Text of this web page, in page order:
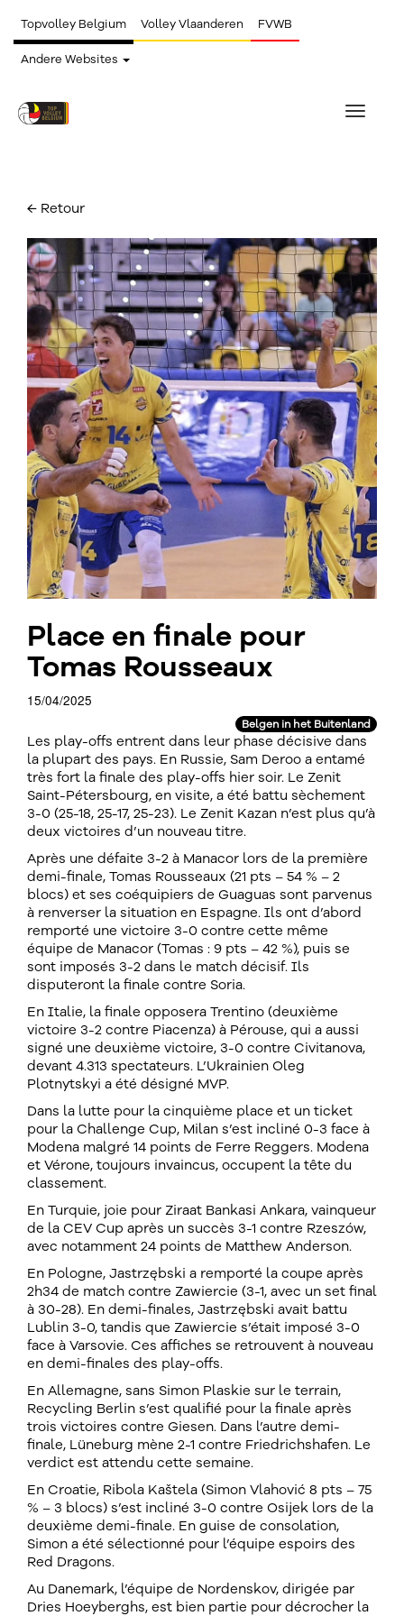
Topvolley Belgium Volley Vlaanderen FVWB
Andere Websites
Toggle
← Retour
Place en finale pour
Tomas Rousseaux
15/04/2025
Belgen in het Buitenland
Les play-offs entrent dans leur phase décisive dans
la plupart des pays. En Russie, Sam Deroo a entamé
très fort la finale des play-offs hier soir. Le Zenit
Saint-Pétersbourg, en visite, a été battu sèchement
3-0 (25-18, 25-17, 25-23). Le Zenit Kazan n’est plus qu’à
deux victoires d’un nouveau titre.
Après une défaite 3-2 à Manacor lors de la première
demi-finale, Tomas Rousseaux (21 pts – 54 % – 2
blocs) et ses coéquipiers de Guaguas sont parvenus
à renverser la situation en Espagne. Ils ont d’abord
remporté une victoire 3-0 contre cette même
équipe de Manacor (Tomas : 9 pts – 42 %), puis se
sont imposés 3-2 dans le match décisif. Ils
disputeront la finale contre Soria.
En Italie, la finale opposera Trentino (deuxième
victoire 3-2 contre Piacenza) à Pérouse, qui a aussi
signé une deuxième victoire, 3-0 contre Civitanova,
devant 4.313 spectateurs. L’Ukrainien Oleg
Plotnytskyi a été désigné MVP.
Dans la lutte pour la cinquième place et un ticket
pour la Challenge Cup, Milan s’est incliné 0-3 face à
Modena malgré 14 points de Ferre Reggers. Modena
et Vérone, toujours invaincus, occupent la tête du
classement.
En Turquie, joie pour Ziraat Bankasi Ankara, vainqueur
de la CEV Cup après un succès 3-1 contre Rzeszów,
avec notamment 24 points de Matthew Anderson.
En Pologne, Jastrzębski a remporté la coupe après
2h34 de match contre Zawiercie (3-1, avec un set final
à 30-28). En demi-finales, Jastrzębski avait battu
Lublin 3-0, tandis que Zawiercie s’était imposé 3-0
face à Varsovie. Ces affiches se retrouvent à nouveau
en demi-finales des play-offs.
En Allemagne, sans Simon Plaskie sur le terrain,
Recycling Berlin s’est qualifié pour la finale après
trois victoires contre Giesen. Dans l’autre demi-
finale, Lüneburg mène 2-1 contre Friedrichshafen. Le
verdict est attendu cette semaine.
En Croatie, Ribola Kaštela (Simon Vlahović 8 pts – 75
% – 3 blocs) s’est incliné 3-0 contre Osijek lors de la
deuxième demi-finale. En guise de consolation,
Simon a été sélectionné pour l’équipe espoirs des
Red Dragons.
Au Danemark, l’équipe de Nordenskov, dirigée par
Dries Hoeyberghs, est bien partie pour décrocher la